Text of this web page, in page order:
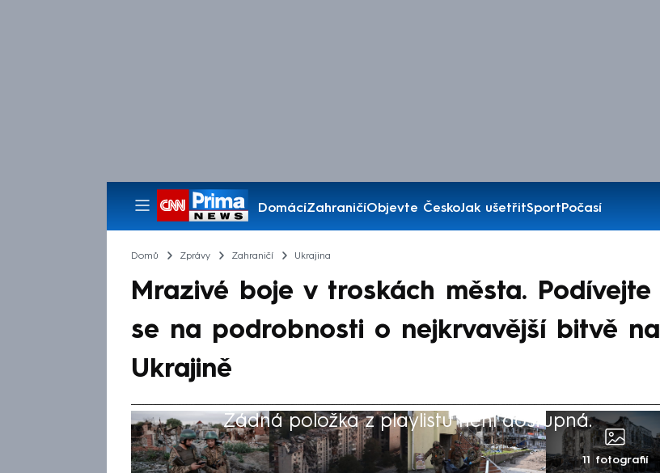
DomácíZahraničíObjevte ČeskoJak ušetřitSportPočasí
Pořady
Domů Zprávy Zahraničí Ukrajina
Mrazivé boje v troskách města. Podívejte
se na podrobnosti o nejkrvavější bitvě na
Ukrajině
Žádná položka z playlistu není dostupná.
11 fotografií